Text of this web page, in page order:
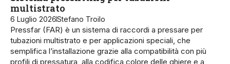
multistrato
6 Luglio 2026Stefano Troilo
Pressfar (FAR) è un sistema di raccordi a pressare per
tubazioni multistrato e per applicazioni speciali, che
semplifica l’installazione grazie alla compatibilità con più
profili di pressatura, alla codifica colore delle ghiere e a